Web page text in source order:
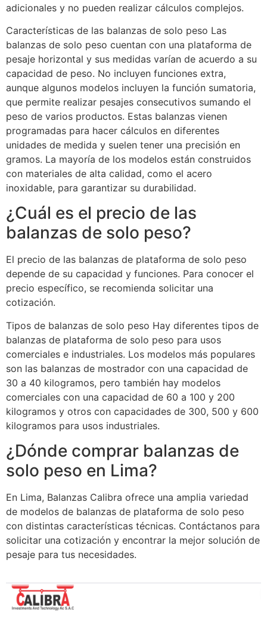
adicionales y no pueden realizar cálculos complejos.
Características de las balanzas de solo peso Las
balanzas de solo peso cuentan con una plataforma de
pesaje horizontal y sus medidas varían de acuerdo a su
capacidad de peso. No incluyen funciones extra,
aunque algunos modelos incluyen la función sumatoria,
que permite realizar pesajes consecutivos sumando el
peso de varios productos. Estas balanzas vienen
programadas para hacer cálculos en diferentes
unidades de medida y suelen tener una precisión en
gramos. La mayoría de los modelos están construidos
con materiales de alta calidad, como el acero
inoxidable, para garantizar su durabilidad.
¿Cuál es el precio de las
balanzas de solo peso?
El precio de las balanzas de plataforma de solo peso
depende de su capacidad y funciones. Para conocer el
precio específico, se recomienda solicitar una
cotización.
Tipos de balanzas de solo peso Hay diferentes tipos de
balanzas de plataforma de solo peso para usos
comerciales e industriales. Los modelos más populares
son las balanzas de mostrador con una capacidad de
30 a 40 kilogramos, pero también hay modelos
comerciales con una capacidad de 60 a 100 y 200
kilogramos y otros con capacidades de 300, 500 y 600
kilogramos para usos industriales.
¿Dónde comprar balanzas de
solo peso en Lima?
En Lima, Balanzas Calibra ofrece una amplia variedad
de modelos de balanzas de plataforma de solo peso
con distintas características técnicas. Contáctanos para
solicitar una cotización y encontrar la mejor solución de
pesaje para tus necesidades.